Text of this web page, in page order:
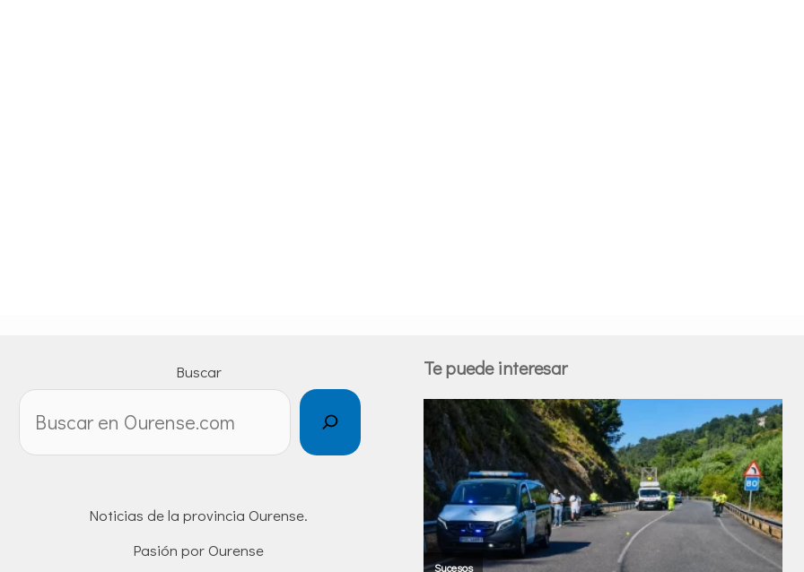
Buscar
Noticias de la provincia Ourense.
Pasión por Ourense
Te puede interesar